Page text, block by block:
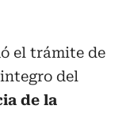
el trámite de
del
de la